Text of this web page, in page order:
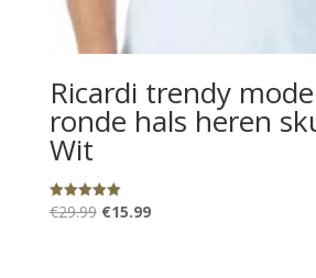
Ricardi trendy
ronde hals heren
Wit
Gewaardeerd
5.00
€29.99 Oorspronkelijke
€15.99Huidige